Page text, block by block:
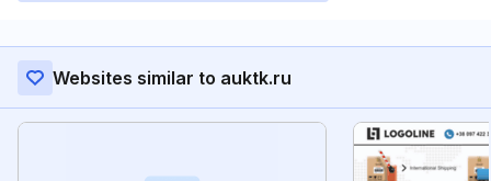
Websites similar to auktk.ru